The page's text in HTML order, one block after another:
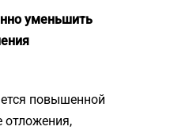
уменьшить
повышенной